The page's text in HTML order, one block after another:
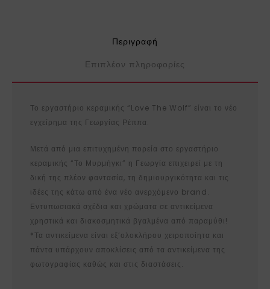
Περιγραφή
Επιπλέον πληροφορίες
Το εργαστήριο κεραμικής “Love The Wolf” είναι το νέο
εγχείρημα της Γεωργίας Ρέππα.
Μετά από μια επιτυχημένη πορεία στο εργαστήριο
κεραμικής “Το Μυρμήγκι” η Γεωργία επιχειρεί με τη
δική της πλέον φαντασία, τη δημιουργικότητα και τις
ιδέες της κάτω από ένα νέο ανερχόμενο brand.
Εντυπωσιακά σχέδια και χρώματα σε αντικείμενα
χρηστικά και διακοσμητικά βγαλμένα από παραμύθι!
*Τα αντικείμενα είναι εξ’ολοκλήρου χειροποίητα και
πάντα υπάρχουν αποκλίσεις από τα αντικείμενα της
φωτογραφίας καθώς και στις διαστάσεις.